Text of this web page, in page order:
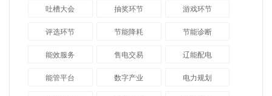
吐槽大会 抽奖环节 游戏环节
评选环节 节能降耗 节能诊断
能效服务 售电交易 辽能配电
能管平台 数字产业 电力规划